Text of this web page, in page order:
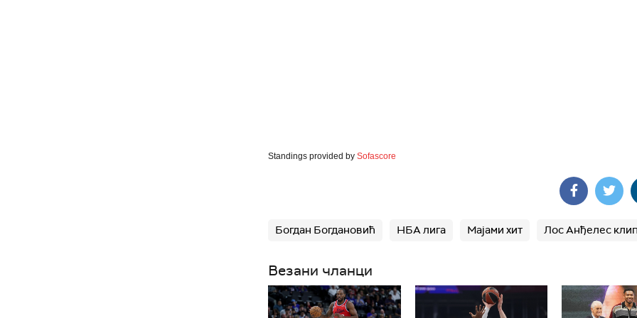
Standings provided by Sofascore
Богдан Богдановић НБА лига Мајами хит Лос Анђелес
Везани чланци